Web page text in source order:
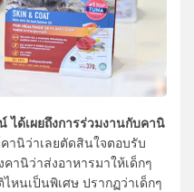
ด้เผยถึงการร่วมงานกับคานิ
านิว่าเลยตัดสินใจตอบรับ
านิว่าส่งอาหารมาให้เด็กๆ
นเป็นพิเศษ ปรากฏว่าเด็กๆ